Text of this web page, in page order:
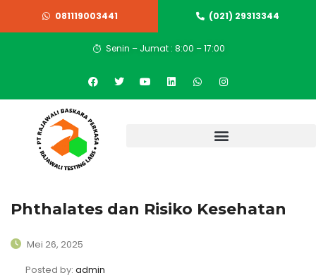
081119003441 (021) 29313344
Senin – Jumat : 8:00 – 17:00
Phthalates dan Risiko Kesehatan
Mei 26, 2025
Posted by: admin